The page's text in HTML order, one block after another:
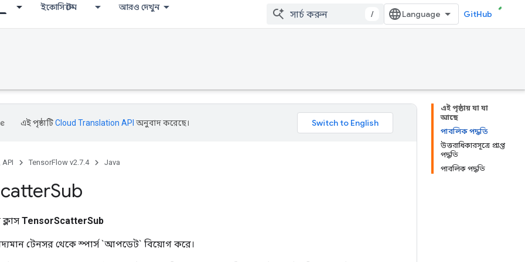
ইকোসিস্টেম আরও দেখুন
/ GitHub
এই পৃষ্ঠায় যা যা
আছে
পাবলিক পদ্ধতি
উত্তরাধিকারসূত্রে প্রাপ্ত
পদ্ধতি
পাবলিক পদ্ধতি
এই পৃষ্ঠাটিCloud Translation API অনুবাদ করেছে।
API TensorFlow v2.7.4 Java
Sub
TensorScatterSub
টেনসর থেকে স্পার্স `আপডেট` বিয়োগ করে।